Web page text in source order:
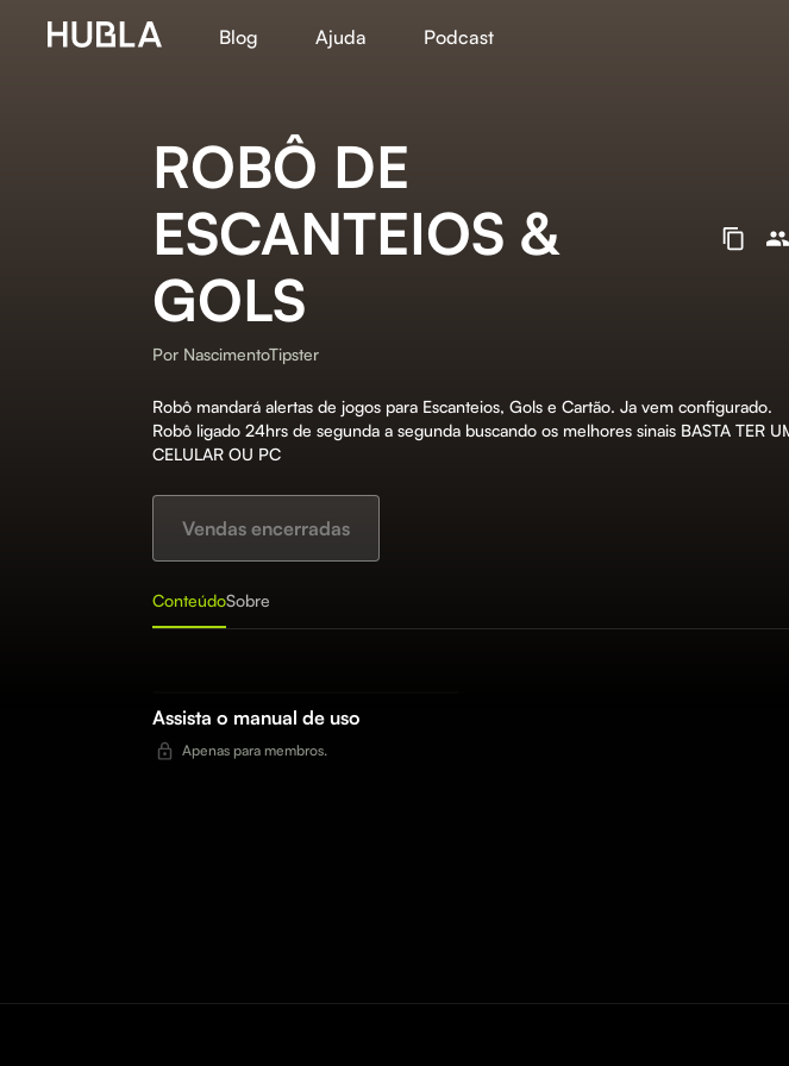
Blog Ajuda Podcast
ROBÔ DE
ESCANTEIOS &
GOLS
Por NascimentoTipster
Robô mandará alertas de jogos para Escanteios, Gols e Cartão. Ja vem configurado.
Robô ligado 24hrs de segunda a segunda buscando os melhores sinais BASTA TER
CELULAR OU PC
Vendas encerradas
ConteúdoSobre
Assista o manual de uso
Apenas para membros.